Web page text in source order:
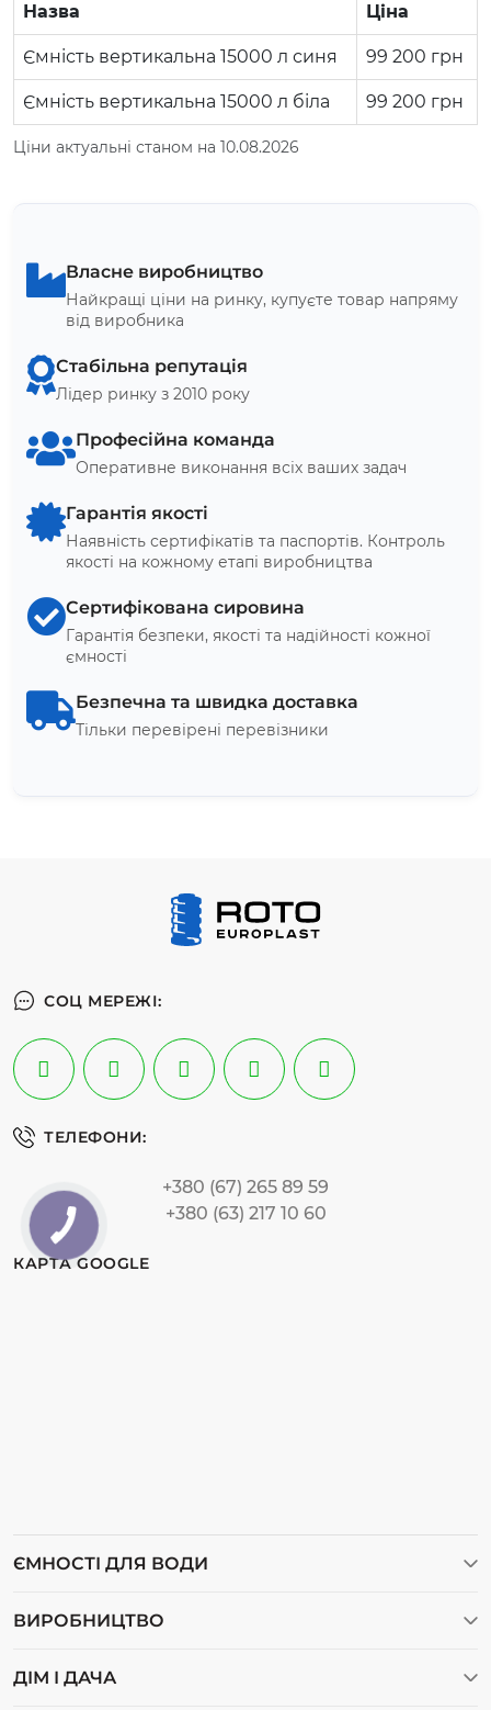
Назва Ціна
Ємність вертикальна 15000 л синя 99 200 грн
Ємність вертикальна 15000 л біла 99 200 грн
Ціни актуальні станом на 10.08.2026
Власне виробництво
Найкращі ціни на ринку, купуєте товар напряму
від виробника
Стабільна репутація
Лідер ринку з 2010 року
Професійна команда
Оперативне виконання всіх ваших задач
Гарантія якості
Наявність сертифікатів та паспортів. Контроль
якості на кожному етапі виробництва
Сертифікована сировина
Гарантія безпеки, якості та надійності кожної
ємності
Безпечна та швидка доставка
Тільки перевірені перевізники
СОЦ МЕРЕЖІ:
ТЕЛЕФОНИ:
+380 (67) 265 89 59
+380 (63) 217 10 60
КАРТА GOOGLE
ЄМНОСТІ ДЛЯ ВОДИ
Баки для води
ВИРОБНИЦТВО
ДІМ І ДАЧА